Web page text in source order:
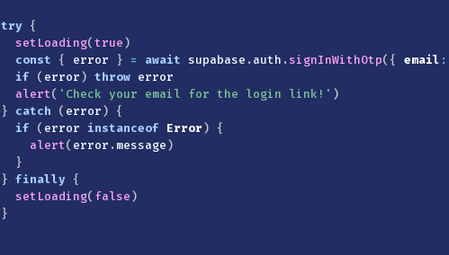
try {
setLoading(true)
const { error } = await supabase . auth . signInWithOtp( { email :
if ( error) throw error
alert( 'Check your email for the login link!' )
} catch ( error) {
if ( error instanceof Error) {
alert( error . message)
}
} finally {
setLoading( false)
}